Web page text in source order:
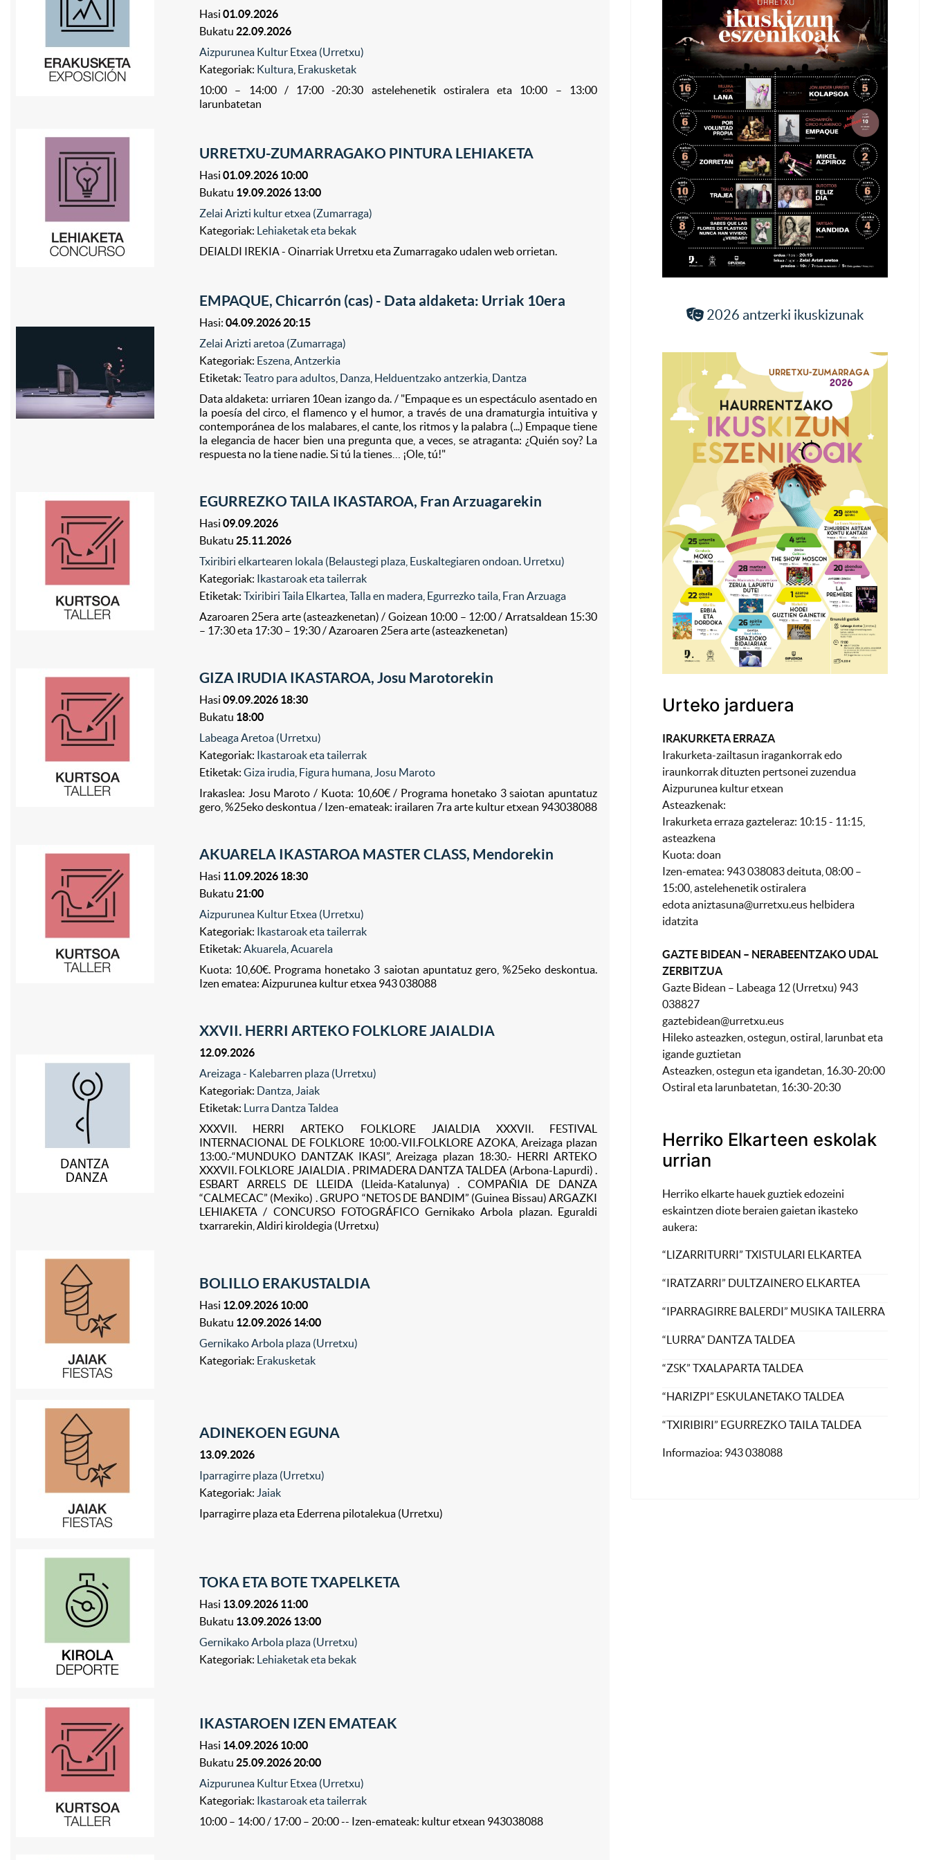
Hasi 01.09.2026
Bukatu 22.09.2026
Aizpurunea Kultur Etxea (Urretxu)
Kategoriak: Kultura Erakusketak
10:00 – 14:00 / 17:00 -20:30 astelehenetik ostiralera eta 10:00 – 13:00
larunbatetan
URRETXU-ZUMARRAGAKO PINTURA LEHIAKETA
Hasi 01.09.2026 10:00
Bukatu 19.09.2026 13:00
Zelai Arizti kultur etxea (Zumarraga)
Kategoriak: Lehiaketak eta bekak
DEIALDI IREKIA - Oinarriak Urretxu eta Zumarragako udalen web orrietan.
EMPAQUE, Chicarrón (cas) - Data aldaketa: Urriak 10era
Hasi: 04.09.2026 20:15
Zelai Arizti aretoa (Zumarraga)
Kategoriak: Eszena Antzerkia
Etiketak: Teatro para adultos Danza Helduentzako antzerkia Dantza
Data aldaketa: urriaren 10ean izango da. / "Empaque es un espectáculo asentado en
la poesía del circo, el flamenco y el humor, a través de una dramaturgia intuitiva y
contemporánea de los malabares, el cante, los ritmos y la palabra (...) Empaque tiene
la elegancia de hacer bien una pregunta que, a veces, se atraganta: ¿Quién soy? La
respuesta no la tiene nadie. Si tú la tienes… ¡Ole, tú!"
EGURREZKO TAILA IKASTAROA, Fran Arzuagarekin
Hasi 09.09.2026
Bukatu 25.11.2026
Txiribiri elkartearen lokala (Belaustegi plaza, Euskaltegiaren ondoan. Urretxu)
Kategoriak: Ikastaroak eta tailerrak
Etiketak: Txiribiri Taila Elkartea Talla en madera Egurrezko taila Fran Arzuaga
Azaroaren 25era arte (asteazkenetan) / Goizean 10:00 – 12:00 / Arratsaldean 15:30
– 17:30 eta 17:30 – 19:30 / Azaroaren 25era arte (asteazkenetan)
GIZA IRUDIA IKASTAROA, Josu Marotorekin
Hasi 09.09.2026 18:30
Bukatu 18:00
Labeaga Aretoa (Urretxu)
Kategoriak: Ikastaroak eta tailerrak
Etiketak: Giza irudia Figura humana Josu Maroto
Irakaslea: Josu Maroto / Kuota: 10,60€ / Programa honetako 3 saiotan apuntatuz
gero, %25eko deskontua / Izen-emateak: irailaren 7ra arte kultur etxean 943038088
AKUARELA IKASTAROA MASTER CLASS, Mendorekin
Hasi 11.09.2026 18:30
Bukatu 21:00
Aizpurunea Kultur Etxea (Urretxu)
Kategoriak: Ikastaroak eta tailerrak
Etiketak: Akuarela Acuarela
Kuota: 10,60€. Programa honetako 3 saiotan apuntatuz gero, %25eko deskontua.
Izen ematea: Aizpurunea kultur etxea 943 038088
XXVII. HERRI ARTEKO FOLKLORE JAIALDIA
12.09.2026
Areizaga - Kalebarren plaza (Urretxu)
Kategoriak: Dantza Jaiak
Etiketak: Lurra Dantza Taldea
XXXVII. HERRI ARTEKO FOLKLORE JAIALDIA XXXVII. FESTIVAL
INTERNACIONAL DE FOLKLORE 10:00.-VII.FOLKLORE AZOKA, Areizaga plazan
13:00.-“MUNDUKO DANTZAK IKASI”, Areizaga plazan 18:30.- HERRI ARTEKO
XXXVII. FOLKLORE JAIALDIA . PRIMADERA DANTZA TALDEA (Arbona-Lapurdi) .
ESBART ARRELS DE LLEIDA (Lleida-Katalunya) . COMPAÑIA DE DANZA
“CALMECAC” (Mexiko) . GRUPO “NETOS DE BANDIM” (Guinea Bissau) ARGAZKI
LEHIAKETA / CONCURSO FOTOGRÁFICO Gernikako Arbola plazan. Eguraldi
txarrarekin, Aldiri kiroldegia (Urretxu)
BOLILLO ERAKUSTALDIA
Hasi 12.09.2026 10:00
Bukatu 12.09.2026 14:00
Gernikako Arbola plaza (Urretxu)
Kategoriak: Erakusketak
ADINEKOEN EGUNA
13.09.2026
Iparragirre plaza (Urretxu)
Kategoriak: Jaiak
Iparragirre plaza eta Ederrena pilotalekua (Urretxu)
TOKA ETA BOTE TXAPELKETA
Hasi 13.09.2026 11:00
Bukatu 13.09.2026 13:00
Gernikako Arbola plaza (Urretxu)
Kategoriak: Lehiaketak eta bekak
IKASTAROEN IZEN EMATEAK
Hasi 14.09.2026 10:00
Bukatu 25.09.2026 20:00
Aizpurunea Kultur Etxea (Urretxu)
Kategoriak: Ikastaroak eta tailerrak
10:00 – 14:00 / 17:00 – 20:00 -- Izen-emateak: kultur etxean 943038088
2026 antzerki ikuskizunak
Urteko jarduera
IRAKURKETA ERRAZA
Irakurketa-zailtasun iragankorrak edo
iraunkorrak dituzten pertsonei zuzendua
Aizpurunea kultur etxean
Asteazkenak:
Irakurketa erraza gazteleraz: 10:15 - 11:15,
asteazkena
Kuota: doan
Izen-ematea: 943 038083 deituta, 08:00 –
15:00, astelehenetik ostiralera
edotaaniztasuna@urretxu.eus helbidera
idatzita
GAZTE BIDEAN – NERABEENTZAKO UDAL
ZERBITZUA
Gazte Bidean – Labeaga 12 (Urretxu) 943
038827
gaztebidean@urretxu.eus
Hileko asteazken, ostegun, ostiral, larunbat eta
igande guztietan
Asteazken, ostegun eta igandetan, 16.30-20:00
Ostiral eta larunbatetan, 16:30-20:30
Herriko Elkarteen eskolak
urrian
Herriko elkarte hauek guztiek edozeini
eskaintzen diote beraien gaietan ikasteko
aukera:
“LIZARRITURRI” TXISTULARI ELKARTEA
“IRATZARRI” DULTZAINERO ELKARTEA
“IPARRAGIRRE BALERDI” MUSIKA TAILERRA
“LURRA” DANTZA TALDEA
“ZSK” TXALAPARTA TALDEA
“HARIZPI” ESKULANETAKO TALDEA
“TXIRIBIRI” EGURREZKO TAILA TALDEA
Informazioa: 943 038088